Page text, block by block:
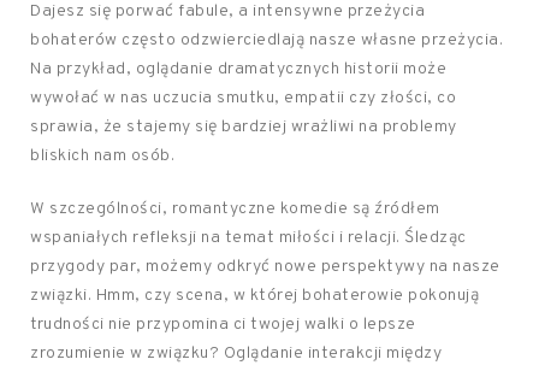
Dajesz się porwać fabule, a intensywne przeżycia
bohaterów często odzwierciedlają nasze własne przeżycia.
Na przykład, oglądanie dramatycznych historii może
wywołać w nas uczucia smutku, empatii czy złości, co
sprawia, że stajemy się bardziej wrażliwi na problemy
bliskich nam osób.
W szczególności, romantyczne komedie są źródłem
wspaniałych refleksji na temat miłości i relacji. Śledząc
przygody par, możemy odkryć nowe perspektywy na nasze
związki. Hmm, czy scena, w której bohaterowie pokonują
trudności nie przypomina ci twojej walki o lepsze
zrozumienie w związku? Oglądanie interakcji między